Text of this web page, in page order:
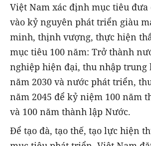
Việt Nam xác định mục tiêu
vào kỷ nguyên phát triển giàu
minh, thịnh vượng, thực hiện
mục tiêu 100 năm: Trở thành
nghiệp hiện đại, thu nhập trung
năm 2030 và nước phát triển,
năm 2045 để kỷ niệm 100 năm
và 100 năm thành lập Nước.
Để tạo đà, tạo thế, tạo lực hiện